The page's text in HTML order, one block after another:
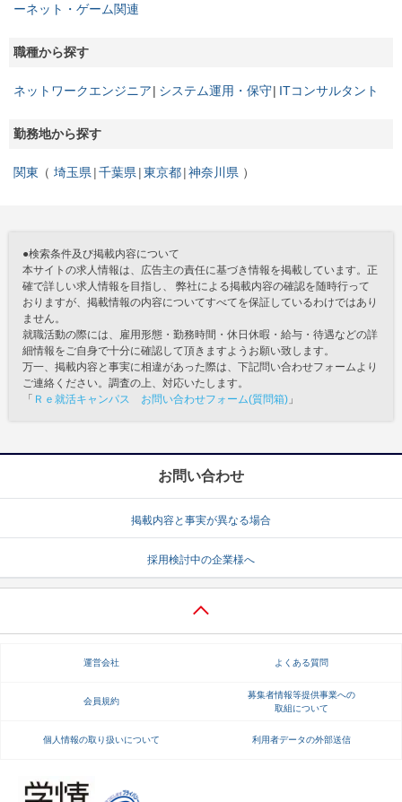
ーネット・ゲーム関連
職種から探す
ネットワークエンジニア システム運用・保守 ITコンサルタント
勤務地から探す
関東 埼玉県 千葉県 東京都 神奈川県
●検索条件及び掲載内容について
本サイトの求人情報は、広告主の責任に基づき情報を掲載しています。正
確で詳しい求人情報を目指し、 弊社による掲載内容の確認を随時行って
おりますが、掲載情報の内容についてすべてを保証しているわけではあり
ません。
就職活動の際には、雇用形態・勤務時間・休日休暇・給与・待遇などの詳
細情報をご自身で十分に確認して頂きますようお願い致します。
万一、掲載内容と事実に相違があった際は、下記問い合わせフォームより
ご連絡ください。調査の上、対応いたします。
「 Ｒｅ就活キャンパス お問い合わせフォーム(質問箱) 」
お問い合わせ
掲載内容と事実が異なる場合
採用検討中の企業様へ
運営会社 よくある質問
会員規約
募集者情報等提供事業への
取組について
個人情報の取り扱いについて 利用者データの外部送信